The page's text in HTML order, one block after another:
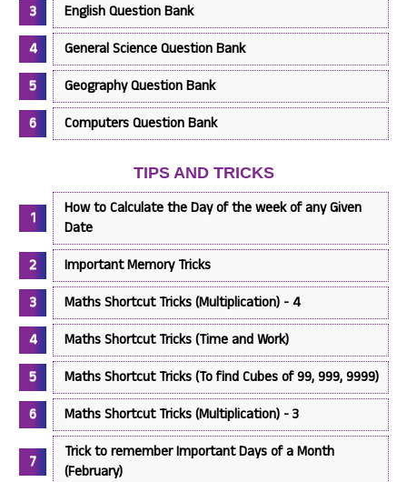
English Question Bank
General Science Question Bank
Geography Question Bank
Computers Question Bank
TIPS AND TRICKS
How to Calculate the Day of the week of any Given
Date
Important Memory Tricks
Maths Shortcut Tricks (Multiplication) - 4
Maths Shortcut Tricks (Time and Work)
Maths Shortcut Tricks (To find Cubes of 99, 999, 9999)
Maths Shortcut Tricks (Multiplication) - 3
Trick to remember Important Days of a Month
(February)